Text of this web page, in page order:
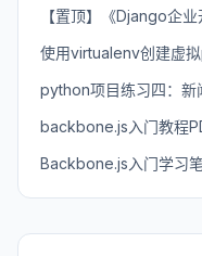
【置顶】《Django企业
使用virtualenv创建虚
python项目练习四：新
backbone.js入门教程
Backbone.js入门学习